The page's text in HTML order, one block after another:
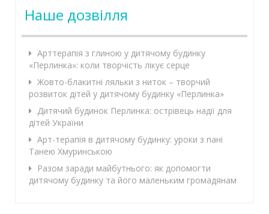
Наше дозвілля
Арттерапія з глиною у дитячому будинку
«Перлинка»: коли творчість лікує серце
Жовто-блакитні ляльки з ниток – творчий
розвиток дітей у дитячому будинку «Перлинка»
Дитячий будинок Перлинка: острівець надії для
дітей України
Арт-терапія в дитячому будинку: уроки з пані
Танею Хмуринською
Разом заради майбутнього: як допомогти
дитячому будинку та його маленьким громадянам